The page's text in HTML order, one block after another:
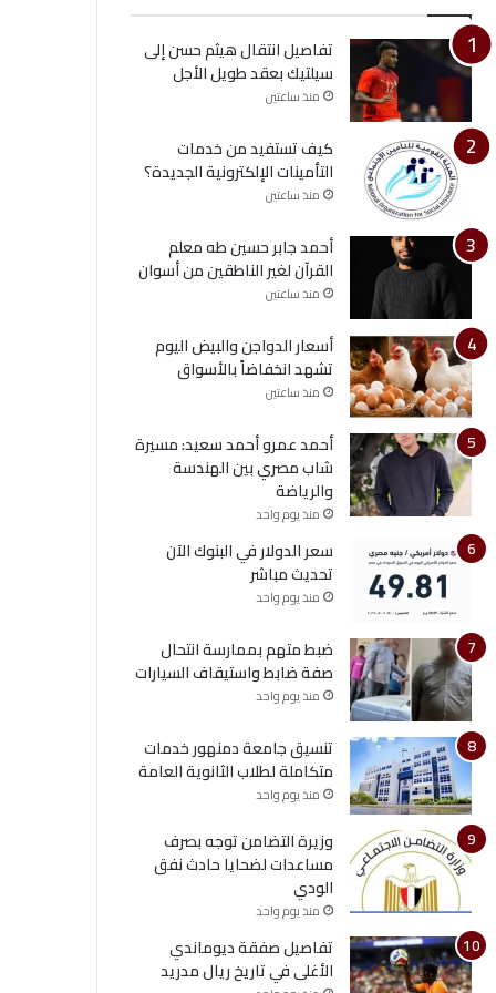
تفاصيل انتقال هيثم حسن إلى
سيلتيك بعقد طويل الأجل
منذ ساعتين
كيف تستفيد من خدمات
التأمينات الإلكترونية الجديدة؟
منذ ساعتين
أحمد جابر حسين طه معلم
القرآن لغير الناطقين من أسوان
منذ ساعتين
أسعار الدواجن والبيض اليوم
تشهد انخفاضاً بالأسواق
منذ ساعتين
أحمد عمرو أحمد سعيد: مسيرة
شاب مصري بين الهندسة
والرياضة
منذ يوم واحد
سعر الدولار في البنوك الآن
تحديث مباشر
منذ يوم واحد
ضبط متهم بممارسة انتحال
صفة ضابط واستيقاف السيارات
منذ يوم واحد
تنسيق جامعة دمنهور خدمات
متكاملة لطلاب الثانوية العامة
منذ يوم واحد
وزيرة التضامن توجه بصرف
مساعدات لضحايا حادث نفق
الودي
منذ يوم واحد
تفاصيل صفقة ديوماندي
الأغلى في تاريخ ريال مدريد